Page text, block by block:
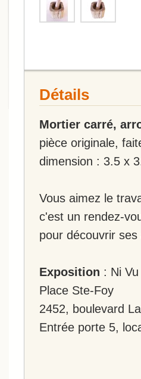
Détails
Mortier carré,
pièce originale,
dimension : 3.5 x
Vous aimez le
c'est un rendez-
pour découvrir
Exposition : Ni
Place Ste-Foy
2452, boulevard
Entrée porte 5,